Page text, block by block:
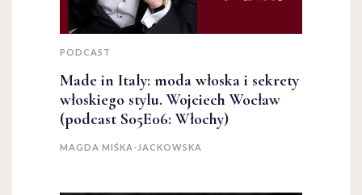
PODCAST
Made in Italy: moda włoska i sekrety
włoskiego stylu. Wojciech Wocław
(podcast S05E06: Włochy)
MAGDA MIŚKA-JACKOWSKA